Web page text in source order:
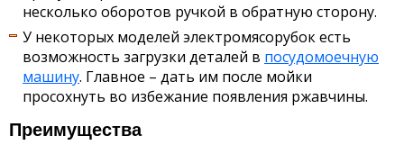
несколько оборотов ручкой в обратную сторону.
У некоторых моделей электромясорубок есть
возможность загрузки деталей в посудомоечную
машину. Главное – дать им после мойки
просохнуть во избежание появления ржавчины.
Преимущества